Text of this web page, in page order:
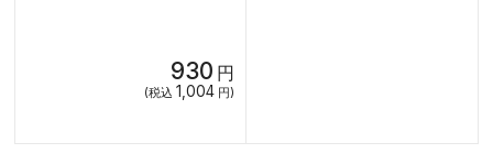
930 円
(税込 1,004 円)